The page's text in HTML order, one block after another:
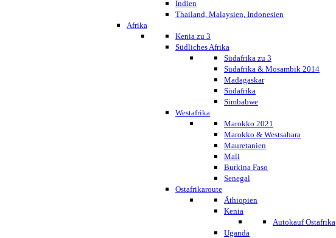
Indien
Thailand, Malaysien, Indonesien
Afrika
Kenia zu 3
Südliches Afrika
Südafrika zu 3
Südafrika & Mosambik 2014
Madagaskar
Südafrika
Simbabwe
Westafrika
Marokko 2021
Marokko & Westsahara
Mauretanien
Mali
Burkina Faso
Senegal
Ostafrikaroute
Äthiopien
Kenia
Autokauf Ostafrika
Uganda